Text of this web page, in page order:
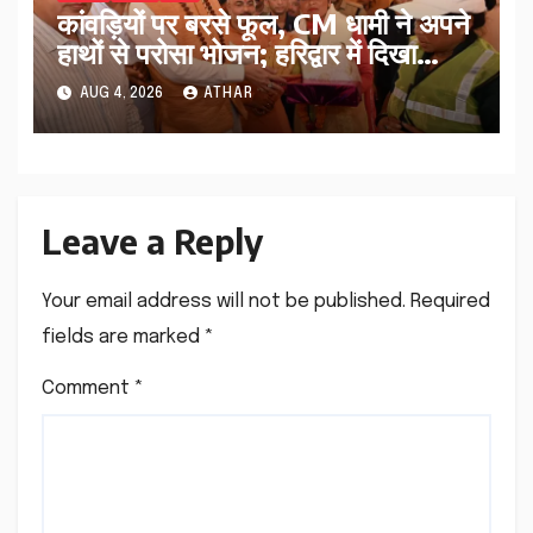
कांवड़ियों पर बरसे फूल, CM धामी ने अपने
हाथों से परोसा भोजन; हरिद्वार में दिखा
आस्था का अद्भुत संगम…
AUG 4, 2026 ATHAR
Leave a Reply
Your email address will not be published. Required
fields are marked *
Comment *